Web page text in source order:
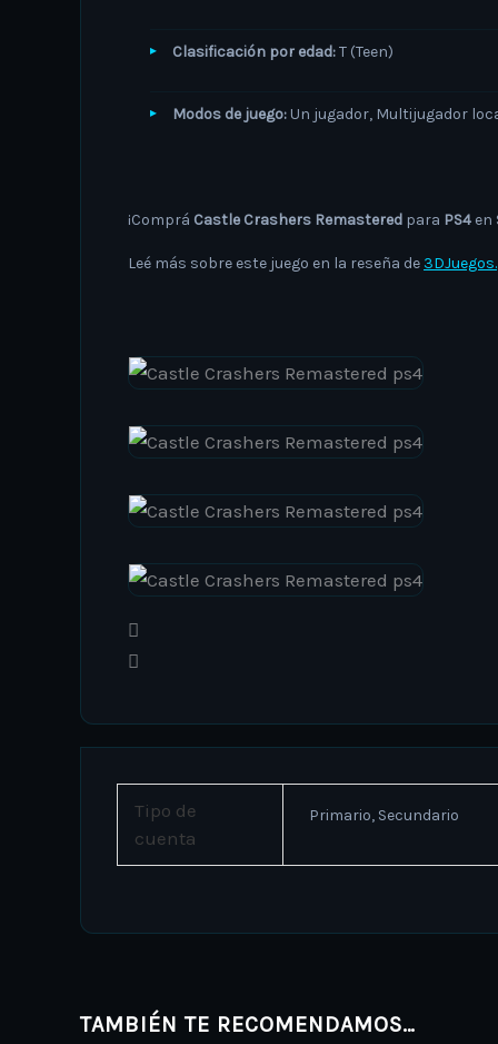
Clasificación por edad:T (Teen)
Modos de juego: Un jugador, Multijugador
¡Comprá Castle Crashers Remastered para PS4 en
Leé más sobre este juego en la reseña de 3DJuegos.
Tipo de
cuenta
Primario, Secundario
TAMBIÉN TE RECOMENDAMOS…